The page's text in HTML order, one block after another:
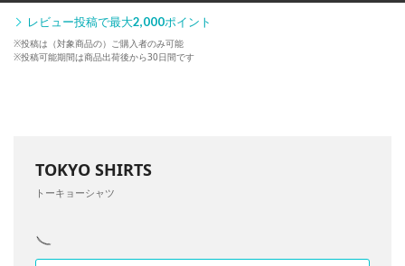
レビュー投稿で最大2,000ポイント
※投稿は（対象商品の）ご購入者のみ可能
※投稿可能期間は商品出荷後から30日間です
TOKYO SHIRTS
トーキョーシャツ